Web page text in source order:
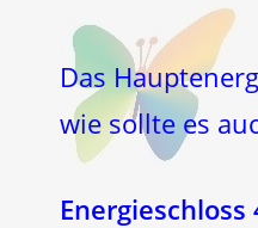
Das
wie sollte es
Energieschloss